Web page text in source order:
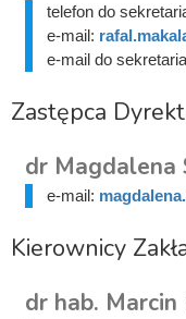
telefon do
e-mail:
e-mail do
Zastępca
dr Magdalena
e-mail:
Kierownicy
dr hab. Marcin